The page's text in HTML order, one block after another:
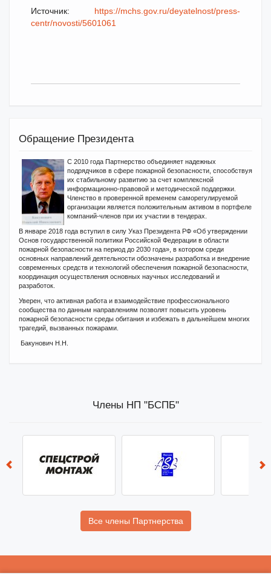
Источник: https://mchs.gov.ru/deyatelnost/press-
centr/novosti/5601061
Обращение Президента
С 2010 года Партнерство объединяет надежных
подрядчиков в сфере пожарной безопасности, способствуя
их стабильному развитию за счет комплексной
информационно-правовой и методической поддержки.
Членство в проверенной временем саморегулируемой
организации является положительным активом в портфеле
компаний-членов при их участии в тендерах.
В январе 2018 года вступил в силу Указ Президента РФ «Об утверждении
Основ государственной политики Российской Федерации в области
пожарной безопасности на период до 2030 года», в котором среди
основных направлений деятельности обозначены разработка и внедрение
современных средств и технологий обеспечения пожарной безопасности,
координация осуществления основных научных исследований и
разработок.
Уверен, что активная работа и взаимодействие профессионального
сообщества по данным направлениям позволят повысить уровень
пожарной безопасности среды обитания и избежать в дальнейшем многих
трагедий, вызванных пожарами.
Бакунович Н.Н.
Члены НП "БСПБ"
Все члены Партнерства